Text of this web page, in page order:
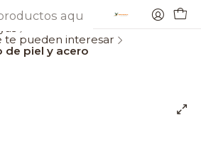
te pueden interesar
de piel y acero